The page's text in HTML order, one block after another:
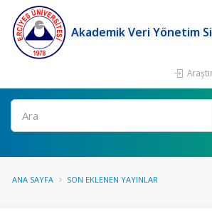
Akademik Veri Yönetim
Ara
ANA SAYFA SON EKLENEN YAYINLAR